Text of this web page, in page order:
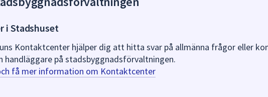
i Stadshuset
Kontaktcenter hjälper dig att hitta svar på allmänna frågor eller
handläggare på stadsbyggnadsförvaltningen.
få mer information om Kontaktcenter